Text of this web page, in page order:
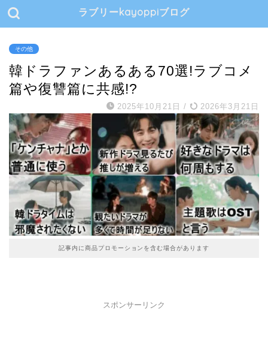
ラブリーkayoppiブログ
その他
韓ドラファンあるある70選!ラブコメ
篇や復讐篇に共感!?
2025年10月21日 / 2026年3月21日
記事内に商品プロモーションを含む場合があります
スポンサーリンク